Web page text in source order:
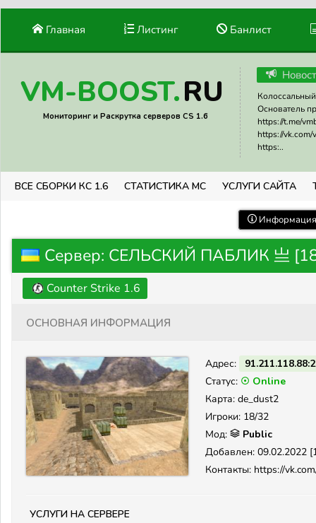
Главная Листинг Банлист
VM-BOOST.RU
Мониторинг и Раскрутка серверов CS 1.6
Основатель
https://t.me/
https://vk.com/
https:..
ВСЕ СБОРКИ КС 1.6 СТАТИСТИКА МС УСЛУГИ САЙТА
Сервер: СЕЛЬСКИЙ ПАБЛИК 亗
Counter Strike 1.6
Основная информация
Адрес:
Статус: ☉ Online
Карта: de_dust2
Игроки: 18/32
Мод:
Public
Добавлен: 09.02.2022
Контакты: https://
Услуги на сервере